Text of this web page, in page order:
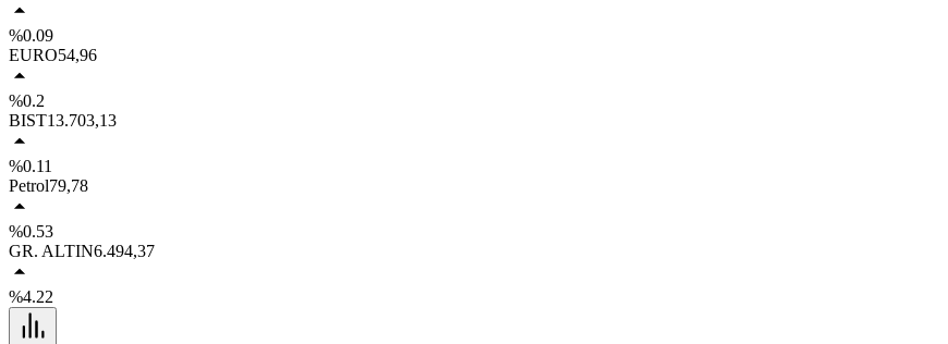
%0.09
EURO54,96
%0.2
BIST13.703,13
%0.11
Petrol79,78
%0.53
GR. ALTIN6.494,37
%4.22